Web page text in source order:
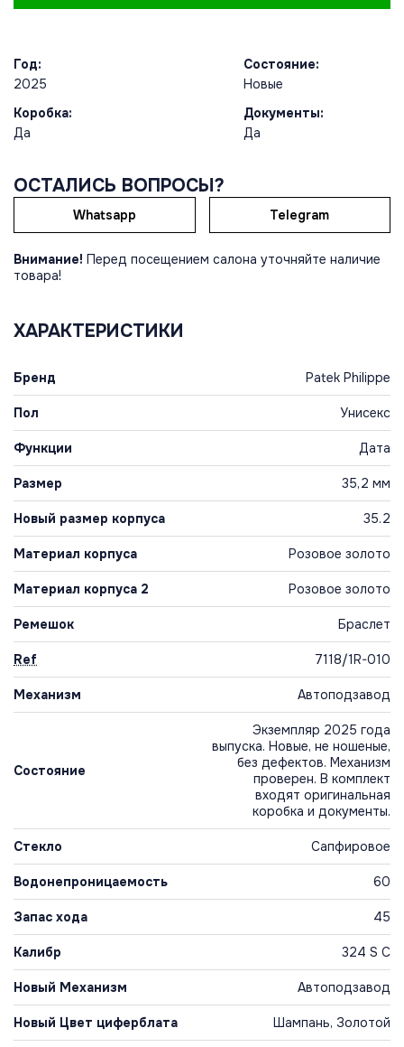
Год:
2025
Состояние:
Новые
Коробка:
Да
Документы:
Да
ОСТАЛИСЬ ВОПРОСЫ?
Whatsapp Telegram
Внимание! Перед посещением салона уточняйте наличие
товара!
ХАРАКТЕРИСТИКИ
Бренд Patek Philippe
Пол Унисекс
Функции Дата
Размер 35,2 мм
Новый размер корпуса 35.2
Материал корпуса Розовое золото
Материал корпуса 2 Розовое золото
Ремешок Браслет
Ref 7118/1R-010
Механизм Автоподзавод
Состояние
Экземпляр 2025 года
выпуска. Новые, не ношеные,
без дефектов. Механизм
проверен. В комплект
входят оригинальная
коробка и документы.
Стекло Сапфировое
Водонепроницаемость 60
Запас хода 45
Калибр 324 S C
Новый Механизм Автоподзавод
Новый Цвет циферблата Шампань, Золотой